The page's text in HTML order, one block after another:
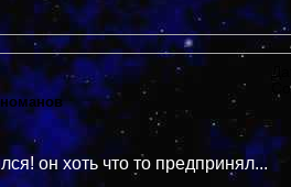
он хоть что то предпринял...